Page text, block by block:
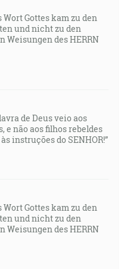
tedy niekto vyčistil od
posvätenou, užitočnou
ku každému dobrému
sa tomuto
svojej mysli, aby
to, čo je dobré, ľúbe a
milosť, ktorá mi je
vami, aby nemyslel
toho, ako jednému
Lebo tak, ako máme
ako údy nemajú všetky
mnohí sme jedným telom
druhých údami. A
milosti, ktorá nám je
Wort Gottes kam zu den
und nicht zu den
Weisungen des HERRN
de Deus veio aos
e não aos filhos rebeldes
instruções do SENHOR!”
Wort Gottes kam zu den
und nicht zu den
Weisungen des HERRN